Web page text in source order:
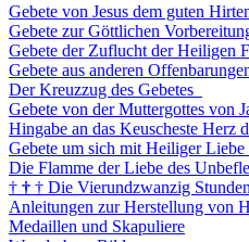
Gebete von Jesus dem guten
Gebete zur Göttlichen
Gebete der Zuflucht der Heiligen
Gebete aus anderen
Der Kreuzzug des Gebetes
Gebete von der Muttergottes von
Hingabe an das Keuscheste Herz
Gebete um sich mit Heiliger Liebe
Die Flamme der Liebe des
† † † Die Vierundzwanzig
Anleitungen zur Herstellung von
Medaillen und Skapuliere